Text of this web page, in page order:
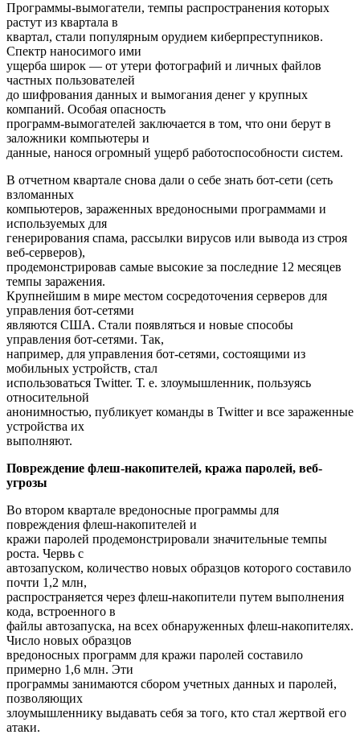
Программы-вымогатели, темпы распространения которых
растут из квартала в
квартал, стали популярным орудием киберпреступников.
Спектр наносимого ими
ущерба широк — от утери фотографий и личных файлов
частных пользователей
до шифрования данных и вымогания денег у крупных
компаний. Особая опасность
программ-вымогателей заключается в том, что они берут в
заложники компьютеры и
данные, нанося огромный ущерб работоспособности систем.
В отчетном квартале снова дали о себе знать бот-сети (сеть
взломанных
компьютеров, зараженных вредоносными программами и
используемых для
генерирования спама, рассылки вирусов или вывода из строя
веб-серверов),
продемонстрировав самые высокие за последние 12 месяцев
темпы заражения.
Крупнейшим в мире местом сосредоточения серверов для
управления бот-сетями
являются США. Стали появляться и новые способы
управления бот-сетями. Так,
например, для управления бот-сетями, состоящими из
мобильных устройств, стал
использоваться Twitter. Т. е. злоумышленник, пользуясь
относительной
анонимностью, публикует команды в Twitter и все зараженные
устройства их
выполняют.
Повреждение флеш-накопителей, кража паролей, веб-
угрозы
Во втором квартале вредоносные программы для
повреждения флеш-накопителей и
кражи паролей продемонстрировали значительные темпы
роста. Червь с
автозапуском, количество новых образцов которого составило
почти 1,2 млн,
распространяется через флеш-накопители путем выполнения
кода, встроенного в
файлы автозапуска, на всех обнаруженных флеш-накопителях.
Число новых образцов
вредоносных программ для кражи паролей составило
примерно 1,6 млн. Эти
программы занимаются сбором учетных данных и паролей,
позволяющих
злоумышленнику выдавать себя за того, кто стал жертвой его
атаки.